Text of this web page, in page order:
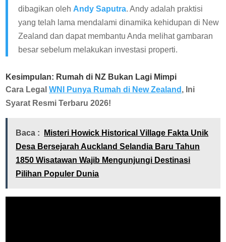
dibagikan oleh Andy Saputra. Andy adalah praktisi
yang telah lama mendalami dinamika kehidupan di New
Zealand dan dapat membantu Anda melihat gambaran
besar sebelum melakukan investasi properti.
Kesimpulan: Rumah di NZ Bukan Lagi Mimpi
Cara LegalWNI Punya Rumah di New Zealand , Ini
Syarat Resmi Terbaru 2026!
Baca :
Misteri Howick Historical Village Fakta Unik
Desa Bersejarah Auckland Selandia Baru Tahun
1850 Wisatawan Wajib Mengunjungi Destinasi
Pilihan Populer Dunia